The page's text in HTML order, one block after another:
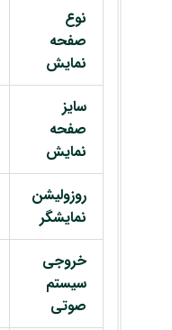
نوع
صفحه
نمایش
سایز
صفحه
نمایش
روزولیشن
نمایشگر
خروجی
سیستم
صوتی